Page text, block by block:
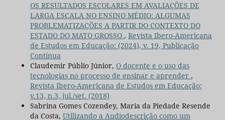
OS RESULTADOS ESCOLARES EM AVALIAÇÕES DE
LARGA ESCALA NO ENSINO MÉDIO: ALGUMAS
PROBLEMATIZAÇÕES A PARTIR DO CONTEXTO DO
ESTADO DO MATO GROSSO , Revista Ibero-Americana
de Estudos em Educação: (2024), v. 19, Publicação
Contínua
Claudemir Públio Júnior, O docente e o uso das
tecnologias no processo de ensinar e aprender ,
Revista Ibero-Americana de Estudos em Educação:
v.13, n.3, jul./set. (2018)
Sabrina Gomes Cozendey, Maria da Piedade Resende
da Costa, Utilizando a Audiodescrição como um